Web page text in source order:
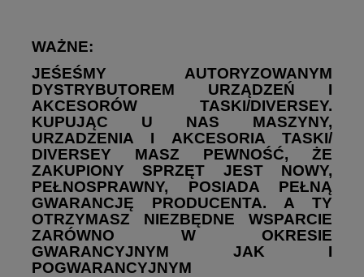
WAŻNE:
JEŚEŚMY AUTORYZOWANYM
DYSTRYBUTOREM URZĄDZEŃ I
AKCESORÓW TASKI/DIVERSEY.
KUPUJĄC U NAS MASZYNY,
URZADZENIA I AKCESORIA TASKI/
DIVERSEY MASZ PEWNOŚĆ, ŻE
ZAKUPIONY SPRZĘT JEST NOWY,
PEŁNOSPRAWNY, POSIADA PEŁNĄ
GWARANCJĘ PRODUCENTA. A TY
OTRZYMASZ NIEZBĘDNE WSPARCIE
ZARÓWNO W OKRESIE
GWARANCYJNYM JAK I
POGWARANCYJNYM